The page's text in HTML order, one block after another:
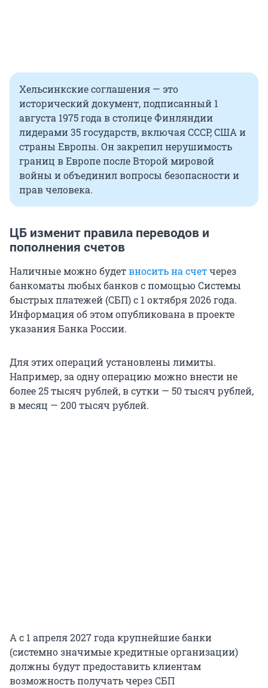
Хельсинкские соглашения — это
исторический документ, подписанный 1
августа 1975 года в столице Финляндии
лидерами 35 государств, включая СССР, США и
страны Европы. Он закрепил нерушимость
границ в Европе после Второй мировой
войны и объединил вопросы безопасности и
прав человека.
ЦБ изменит правила переводов и
пополнения счетов
Наличные можно будетвносить на счетчерез
банкоматы любых банков с помощью Системы
быстрых платежей (СБП) с 1 октября 2026 года.
Информация об этом опубликована в проекте
указания Банка России.
Для этих операций установлены лимиты.
Например, за одну операцию можно внести не
более 25 тысяч рублей, в сутки — 50 тысяч рублей,
в месяц — 200 тысяч рублей.
А с 1 апреля 2027 года крупнейшие банки
(системно значимые кредитные организации)
должны будут предоставить клиентам
возможность получать через СБП